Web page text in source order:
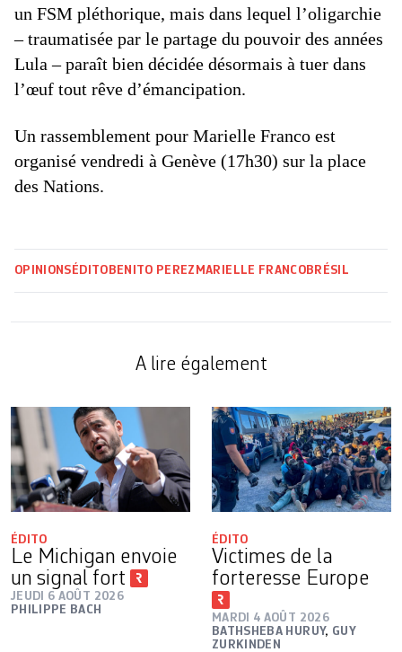
un FSM pléthorique, mais dans lequel l’oligarchie
– traumatisée par le partage du pouvoir des années
Lula – paraît bien décidée désormais à tuer dans
l’œuf tout rêve d’émancipation.
Un rassemblement pour Marielle Franco est
organisé vendredi à Genève (17h30) sur la place
des Nations.
OPINIONS ÉDITO BENITO PEREZ MARIELLE FRANCO BRÉSIL
A lire également
ÉDITO
Le Michigan envoie
un signal fort
JEUDI 6 AOÛT 2026
PHILIPPE BACH
ÉDITO
Victimes de la
forteresse Europe
MARDI 4 AOÛT 2026
BATHSHEBA HURUY, GUY
ZURKINDEN